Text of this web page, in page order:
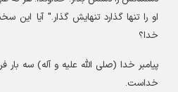
او را تنها گذارد تنهایش گذار." آیا این
خدا؟
پیامبر خدا (صلی الله علیه و آله) سه بار
خداست.